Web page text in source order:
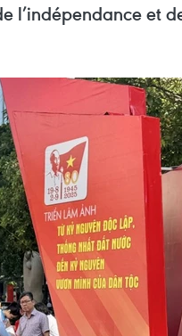
l’indépendance et